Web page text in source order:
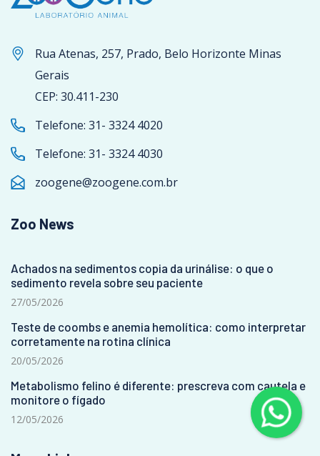
Rua Atenas, 257, Prado, Belo Horizonte Minas
Gerais
CEP: 30.411-230
Telefone: 31- 3324 4020
Telefone: 31- 3324 4030
zoogene@zoogene.com.br
Zoo News
Achados na sedimentos copia da urinálise: o que o
sedimento revela sobre seu paciente
27/05/2026
Teste de coombs e anemia hemolítica: como interpretar
corretamente na rotina clínica
20/05/2026
Metabolismo felino é diferente: prescreva com cautela e
monitore o fígado
12/05/2026